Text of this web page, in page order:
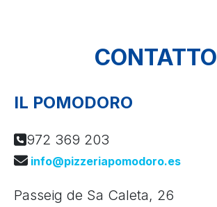
CONTATTO
IL POMODORO
972 369 203
info@pizzeriapomodoro.es
Passeig de Sa Caleta, 26